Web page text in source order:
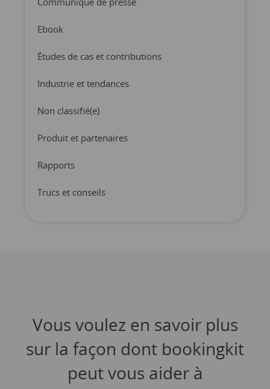
Ebook
Études de cas et contributions
Industrie et tendances
Non classifié(e)
Produit et partenaires
Rapports
Trucs et conseils
Vous voulez en savoir plus
sur la façon dont bookingkit
peut vous aider à